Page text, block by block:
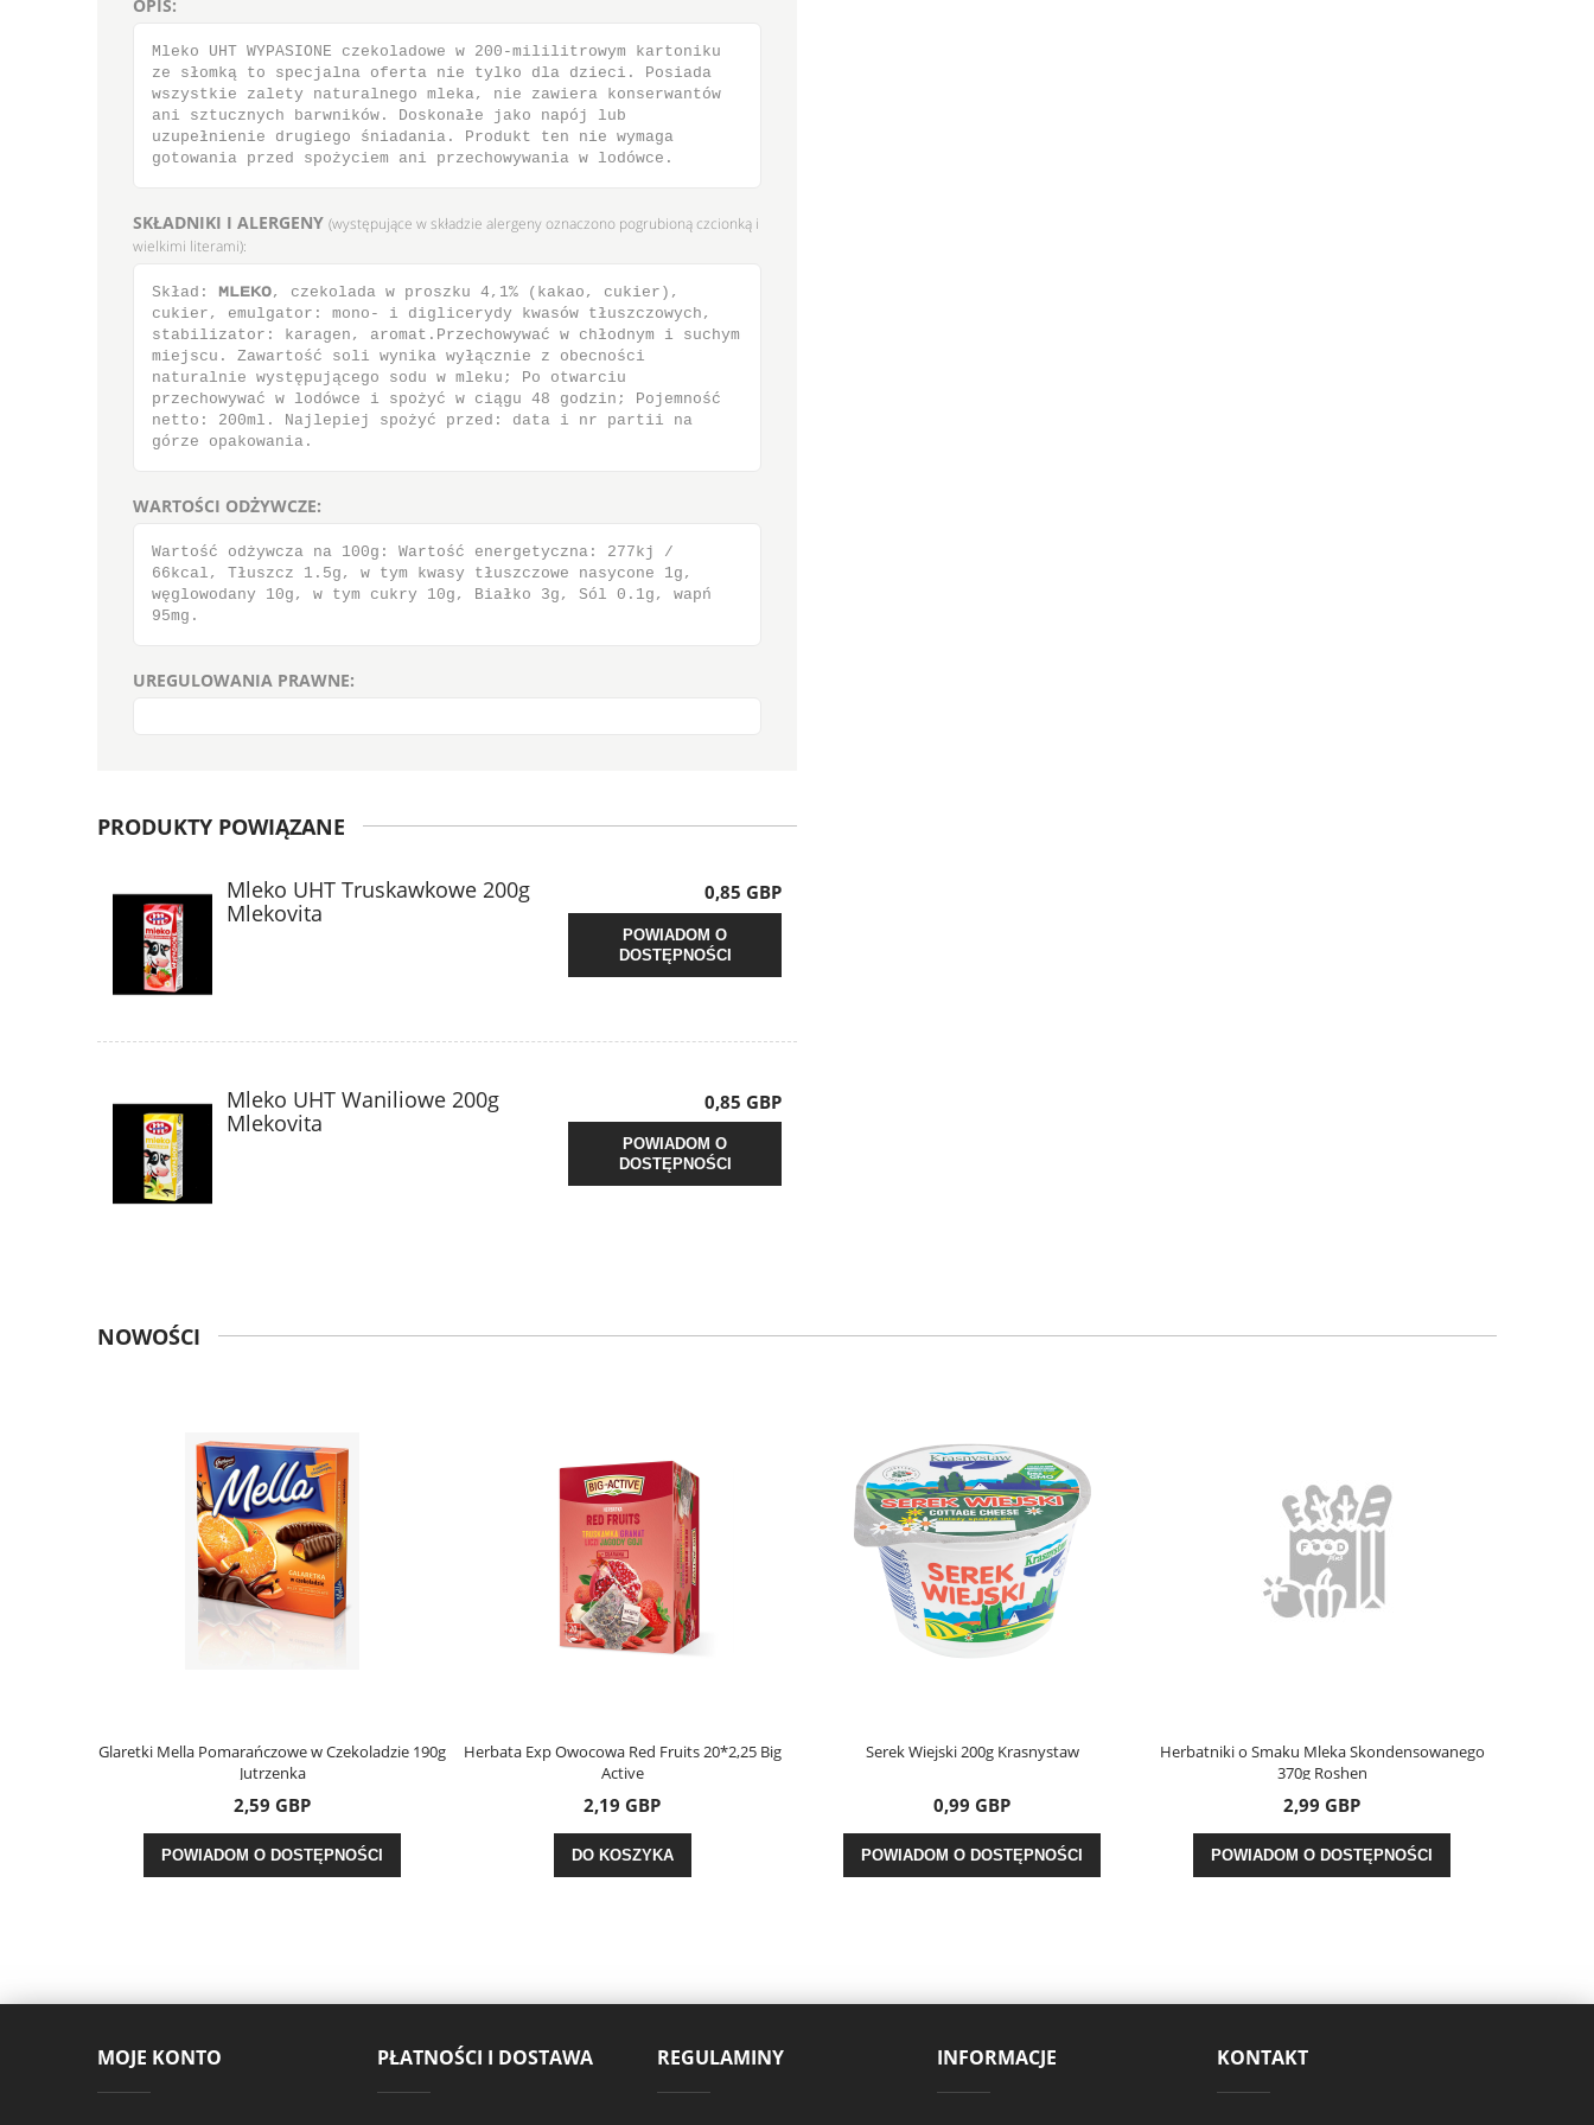
OPIS:
Mleko UHT WYPASIONE czekoladowe w 200-mililitrowym kartoniku
ze słomką to specjalna oferta nie tylko dla dzieci. Posiada
wszystkie zalety naturalnego mleka, nie zawiera konserwantów
ani sztucznych barwników. Doskonałe jako napój lub
uzupełnienie drugiego śniadania. Produkt ten nie wymaga
gotowania przed spożyciem ani przechowywania w lodówce.
SKŁADNIKI I ALERGENY (występujące w składzie alergeny oznaczono pogrubioną czcionką i
wielkimi literami):
Skład: ΝΜΕΛΟ, czekolada w proszku 4,1% (kakao, cukier),
cukier, emulgator: mono- i diglicerydy kwasów tłuszczowych,
stabilizator: karagen, aromat.Przechowywać w chłodnym i suchym
miejscu. Zawartość soli wynika wyłącznie z obecności
naturalnie występującego sodu w mleku; Po otwarciu
przechowywać w lodówce i spożyć w ciągu 48 godzin; Pojemność
netto: 200ml. Najlepiej spożyć przed: data i nr partii na
górze opakowania.
WARTOŚCI ODŻYWCZE:
Wartość odżywcza na 100g: Wartość energetyczna: 277kj /
66kcal, Tłuszcz 1.5g, w tym kwasy tłuszczowe nasycone 1g,
węglowodany 10g, w tym cukry 10g, Białko 3g, Sól 0.1g, wapń
95mg.
UREGULOWANIA PRAWNE:
PRODUKTY POWIĄZANE
Mleko UHT Truskawkowe 200g
Mlekovita
0,85 GBP
POWIADOM O
DOSTĘPNOŚCI
Mleko UHT Waniliowe 200g
Mlekovita
0,85 GBP
POWIADOM O
DOSTĘPNOŚCI
NOWOŚCI
Glaretki Mella Pomarańczowe w Czekoladzie 190g
Jutrzenka
2,59 GBP
POWIADOM O DOSTĘPNOŚCI
Herbata Exp Owocowa Red Fruits 20*2,25 Big
Active
2,19 GBP
DO KOSZYKA
Serek Wiejski 200g Krasnystaw
0,99 GBP
POWIADOM O DOSTĘPNOŚCI
Herbatniki o Smaku Mleka Skondensowanego
370g Roshen
2,99 GBP
POWIADOM O DOSTĘPNOŚCI
MOJE KONTO PŁATNOŚCI I DOSTAWA REGULAMINY INFORMACJE KONTAKT